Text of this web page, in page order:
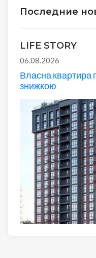
Последние
LIFE STORY
06.08.2026
Власна квартира
знижкою